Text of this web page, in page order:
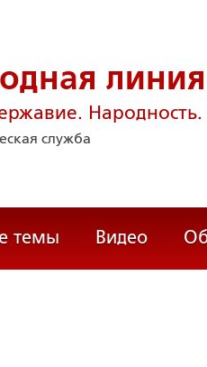
линия
Народность.
служба
темы Видео